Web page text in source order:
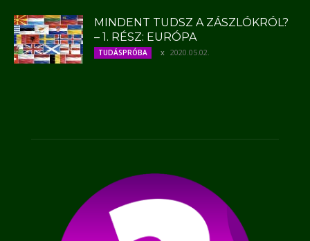
MINDENT TUDSZ A ZÁSZLÓKRÓL?
– 1. RÉSZ: EURÓPA
TUDÁSPRÓBA 2020.05.02.